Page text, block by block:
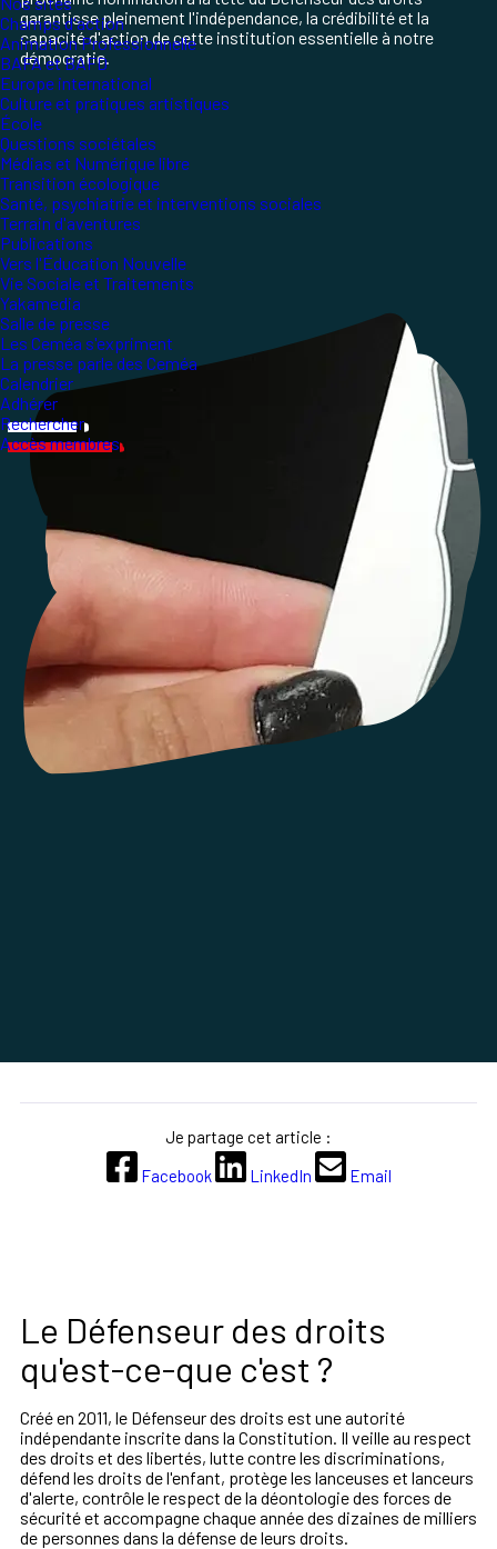
Champs d'action
Animation Professionnelle
BAFA et BAFD
Europe international
Culture et pratiques artistiques
École
Questions sociétales
Médias et Numérique libre
Transition écologique
Santé, psychiatrie et interventions sociales
Terrain d'aventures
Publications
Vers l'Éducation Nouvelle
Vie Sociale et Traitements
Yakamedia
Salle de presse
Les Ceméa s'expriment
La presse parle des Ceméa
Calendrier
Adhérer
Rechercher
Accès membres
garantisse pleinement l'indépendance, la crédibilité et la
capacité d'action de cette institution essentielle à notre
démocratie.
Le Défenseur des droits
qu'est-ce-que c'est ?
Créé en 2011, le Défenseur des droits est une autorité
indépendante inscrite dans la Constitution. Il veille au respect
des droits et des libertés, lutte contre les discriminations,
défend les droits de l'enfant, protège les lanceuses et lanceurs
d'alerte, contrôle le respect de la déontologie des forces de
sécurité et accompagne chaque année des dizaines de milliers
de personnes dans la défense de leurs droits.
Je partage cet article :
Facebook
LinkedIn Email